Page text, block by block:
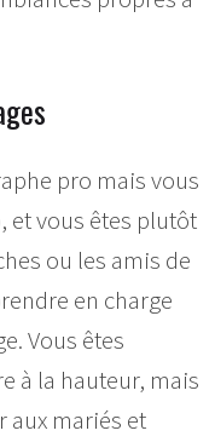
pro mais vous
et vous êtes plutôt
ou les amis de
en charge
Vous êtes
à la hauteur, mais
aux mariés et